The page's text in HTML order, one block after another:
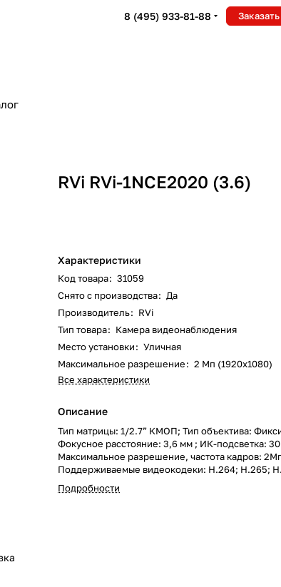
8 (495) 933-81-88
RVi RVi-1NCE2020 (3.6)
Характеристики
Код товара: 31059
Снято с производства: Да
Производитель: RVi
Тип товара: Камера видеонаблюдения
Место установки: Уличная
Максимальное разрешение: 2 Мп (1920x1080)
Все характеристики
Описание
Тип матрицы: 1/2.7” КМОП; Тип объектива:
Фокусное расстояние: 3,6 мм ; ИК-подсветка:
Максимальное разрешение, частота кадров:
Поддерживаемые видеокодеки: H.264; H.265;
H.265+; MJPEG; Компенсация засветки: HLC; BLC;
Система шумоподавления: 3D DNR;
Подробности